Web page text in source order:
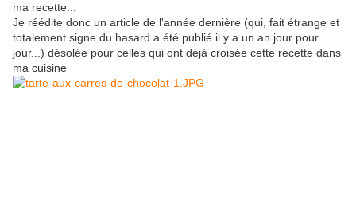
ma recette...
Je réédite donc un article de l'année dernière (qui, fait étrange et
totalement signe du hasard a été publié il y a un an jour pour
jour...) désolée pour celles qui ont déjà croisée cette recette dans
ma cuisine